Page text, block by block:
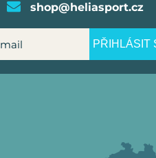
shop@heliasport.cz
PŘIHLÁSIT